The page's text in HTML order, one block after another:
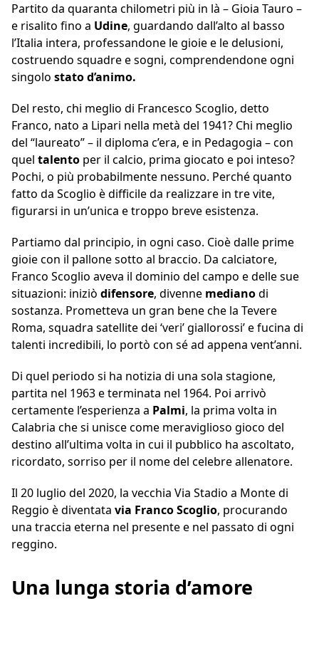
Partito da quaranta chilometri più in là – Gioia Tauro –
e risalito fino a Udine, guardando dall’alto al basso
l’Italia intera, professandone le gioie e le delusioni,
costruendo squadre e sogni, comprendendone ogni
singolo stato d’animo.
Del resto, chi meglio di Francesco Scoglio, detto
Franco, nato a Lipari nella metà del 1941? Chi meglio
del “laureato” – il diploma c’era, e in Pedagogia – con
quel talento per il calcio, prima giocato e poi inteso?
Pochi, o più probabilmente nessuno. Perché quanto
fatto da Scoglio è difficile da realizzare in tre vite,
figurarsi in un’unica e troppo breve esistenza.
Partiamo dal principio, in ogni caso. Cioè dalle prime
gioie con il pallone sotto al braccio. Da calciatore,
Franco Scoglio aveva il dominio del campo e delle sue
situazioni: iniziò difensore, divenne medianodi
sostanza. Prometteva un gran bene che la Tevere
Roma, squadra satellite dei ‘veri’ giallorossi’ e fucina di
talenti incredibili, lo portò con sé ad appena vent’anni.
Di quel periodo si ha notizia di una sola stagione,
partita nel 1963 e terminata nel 1964. Poi arrivò
certamente l’esperienza a Palmi, la prima volta in
Calabria che si unisce come meraviglioso gioco del
destino all’ultima volta in cui il pubblico ha ascoltato,
ricordato, sorriso per il nome del celebre allenatore.
Il 20 luglio del 2020, la vecchia Via Stadio a Monte di
Reggio è diventata via Franco Scoglio, procurando
una traccia eterna nel presente e nel passato di ogni
reggino.
Una lunga storia d’amore